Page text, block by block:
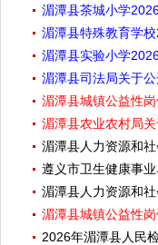
湄潭县茶城小学
湄潭县特殊教育学
湄潭县实验小学
湄潭县司法局关于
湄潭县城镇公益性
湄潭县农业农村局
湄潭县人力资源和
遵义市卫生健康事
湄潭县人力资源和
湄潭县城镇公益性
2026年湄潭县人民